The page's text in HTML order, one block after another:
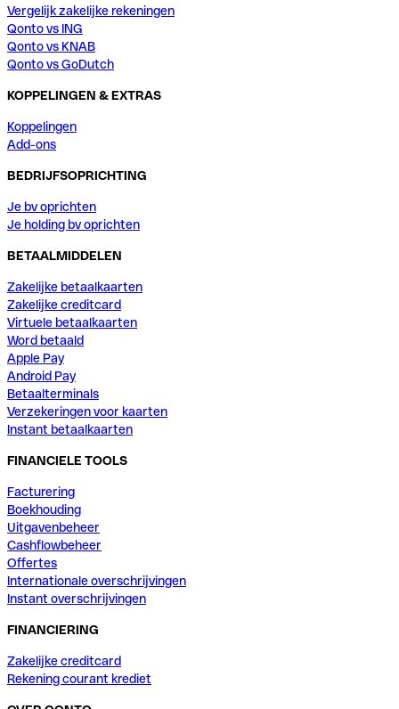
Vergelijk zakelijke rekeningen
Qonto vs ING
Qonto vs KNAB
Qonto vs GoDutch
KOPPELINGEN & EXTRAS
Koppelingen
Add-ons
BEDRIJFSOPRICHTING
Je bv oprichten
Je holding bv oprichten
BETAALMIDDELEN
Zakelijke betaalkaarten
Zakelijke creditcard
Virtuele betaalkaarten
Word betaald
Apple Pay
Android Pay
Betaalterminals
Verzekeringen voor kaarten
Instant betaalkaarten
FINANCIELE TOOLS
Facturering
Boekhouding
Uitgavenbeheer
Cashflowbeheer
Offertes
Internationale overschrijvingen
Instant overschrijvingen
FINANCIERING
Zakelijke creditcard
Rekening courant krediet